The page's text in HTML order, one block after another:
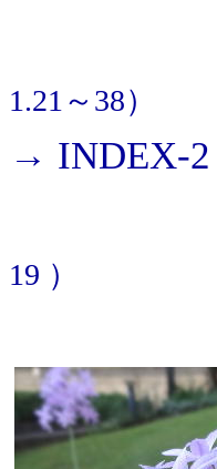
1.21～38）
→ INDEX-2
19 ）